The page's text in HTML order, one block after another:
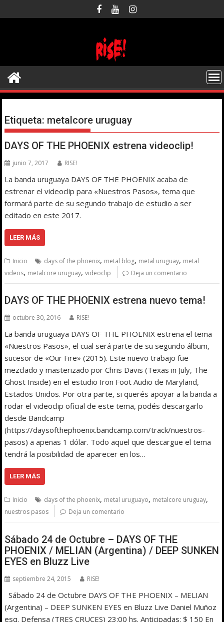
al
Etiqueta: metalcore uruguay
DAYS OF THE PHOENIX estrena videoclip!
junio 7, 2017 RISE!
La banda uruguaya DAYS OF THE PHOENIX acaba de
estrenar el videoclip para «Nuestros Pasos», tema que
formará parte de su segundo trabajo de estudio a ser
editado en este 2017.
LEER MÁS
Inicio days of the phoenix, metal blog, metal uruguay, metal
videos, metalcore uruguay,videoclip Deja un comentario
DAYS OF THE PHOENIX estrena nuevo tema!
octubre 30, 2016 RISE!
La banda uruguaya DAYS OF THE PHOENIX estrena el tema
«Nuestros Pasos», el cual será parte de su segundo álbum,
sucesor de «Our Fire» (2015). Este nuevo trabajo fue
mezclado y masterizado por Chris Davis (Texas in July, The
Ghost Inside) en el estudio Iron Foot Audio de Maryland,
Estados Unidos. Por otra parte, si querés apoyar a la banda a
rodar el videoclip oficial de este tema, podés descargarlo
desde Bandcamp
(https://daysofthephoenix.bandcamp.com/track/nuestros-
pasos) a apenas 1 dólar. Todo aquel que descargue el tema
tendrá la posibilidad de aparecer en los…
LEER MÁS
Inicio days of the phoenix, metal uruguayo, metalcore uruguay,
nuestros pasos Deja un comentario
Sábado 24 de Octubre – DAYS OF THE
PHOENIX / MELIAN (Argentina) / DEEP SUNKEN
EYES en Bluzz Live
septiembre 24, 2015 RISE!
Sábado 24 de Octubre DAYS OF THE PHOENIX – MELIAN
(Argentina) – DEEP SUNKEN EYES en Bluzz Live Daniel Muñoz
esq. Defensa (TRES CRUCES) 23:00 hs. Anticipadas: $ 150 En